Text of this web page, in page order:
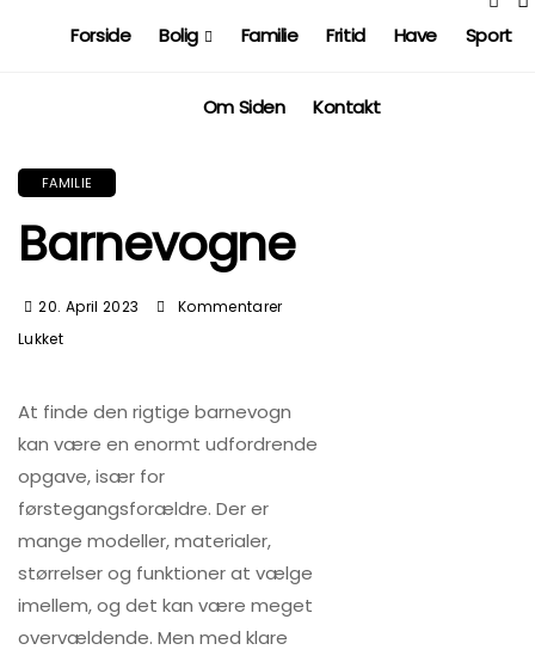
Forside Bolig Familie Fritid Have Sport
Om Siden Kontakt
FAMILIE
Barnevogne
20. April 2023
Kommentarer
Lukket
At finde den rigtige barnevogn
kan være en enormt udfordrende
opgave, især for
førstegangsforældre. Der er
mange modeller, materialer,
størrelser og funktioner at vælge
imellem, og det kan være meget
overvældende. Men med klare